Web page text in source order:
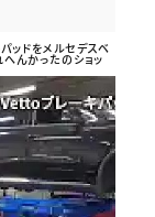
ッドをメルセデスベ
んかったのショッ